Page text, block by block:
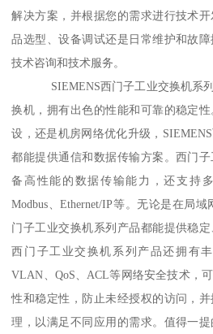
解决方案，并根据您的需求进行技术
品选型、设备调试还是日常维护和故
技术咨询和技术服务。
SIEMENS西门子工业交换机系列
换机，拥有出色的性能和可靠的稳定
设，还是机房网络优化升级，
都能提供通信和数据传输方案。西门
备高性能的数据传输能力，还支持多
Modbus、Ethernet/IP等。无论是在局
门子工业交换机系列产品都能提供稳定
西门子工业交换机系列产品还拥有
VLAN、QoS、ACL等网络安全技术，
性和稳定性，防止未经授权的访问，
理，以满足不同应用的需求。值得一